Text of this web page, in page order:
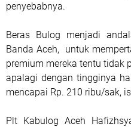
penyebabnya.
Beras Bulog menjadi
Banda Aceh, untuk
premium mereka tentu tidak
apalagi dengan tingginya
mencapai Rp. 210 ribu/sak,
Plt Kabulog Aceh